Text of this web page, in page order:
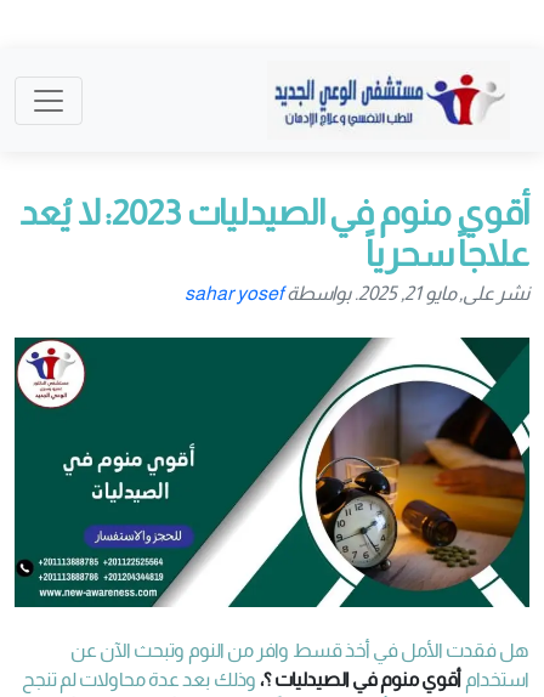
أقوي منوم في الصيدليات 2023: لا يُعد
علاجاً سحرياً
نشر على, مايو 21, 2025. بواسطة sahar yosef
هل فقدت الأمل في أخذ قسط وافر من النوم وتبحث الآن عن
استخدام أقوي منوم في الصيدليات ؟، وذلك بعد عدة محاولات لم تنجح